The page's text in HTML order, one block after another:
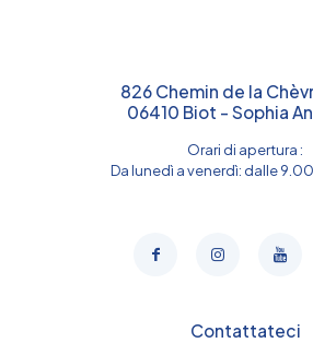
826 Chemin de la
06410 Biot - Sophia
Orari di apertura :
Da lunedì a venerdì: dalle
Contattateci